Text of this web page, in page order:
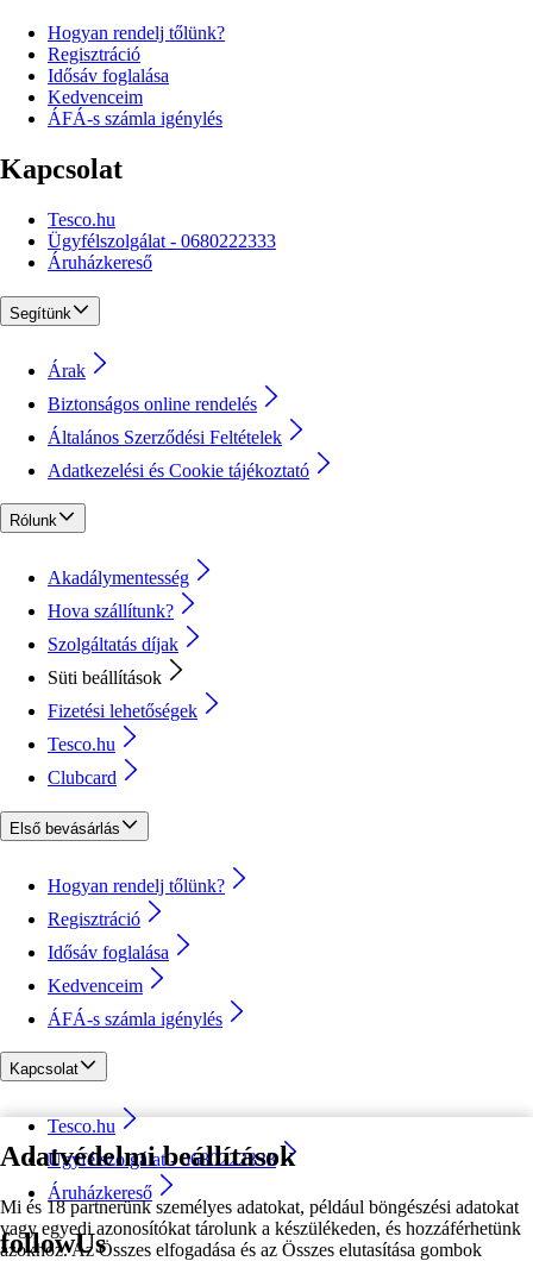
Adatvédelmi beállítások
Mi és 18 partnerünk személyes adatokat, például böngészési adatokat
vagy egyedi azonosítókat tárolunk a készülékeden, és hozzáférhetünk
azokhoz. Az Összes elfogadása és az Összes elutasítása gombok
Hogyan rendelj tőlünk?
Regisztráció
Idősáv foglalása
Kedvenceim
ÁFÁ-s számla igénylés
Kapcsolat
Tesco.hu
Ügyfélszolgálat - 0680222333
Áruházkereső
Segítünk
Árak
Biztonságos online rendelés
Általános Szerződési Feltételek
Adatkezelési és Cookie tájékoztató
Rólunk
Akadálymentesség
Hova szállítunk?
Szolgáltatás díjak
Süti beállítások
Fizetési lehetőségek
Tesco.hu
Clubcard
Első bevásárlás
Hogyan rendelj tőlünk?
Regisztráció
Idősáv foglalása
Kedvenceim
ÁFÁ-s számla igénylés
Kapcsolat
Tesco.hu
Ügyfélszolgálat - 0680222333
Áruházkereső
followUs